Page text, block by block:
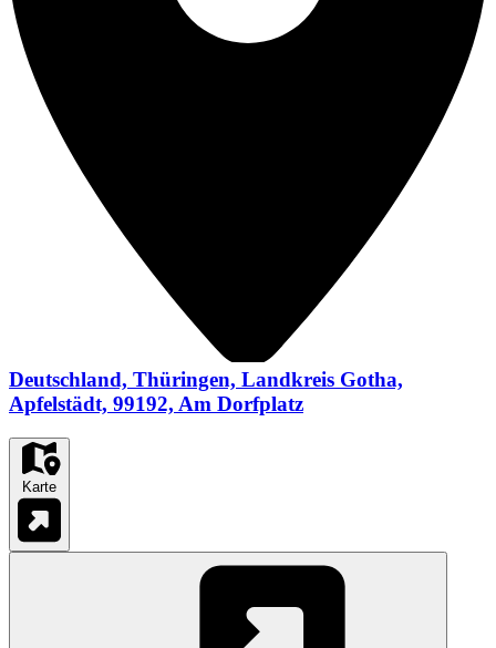
Deutschland, Thüringen, Landkreis Gotha,
Apfelstädt, 99192, Am Dorfplatz
Karte